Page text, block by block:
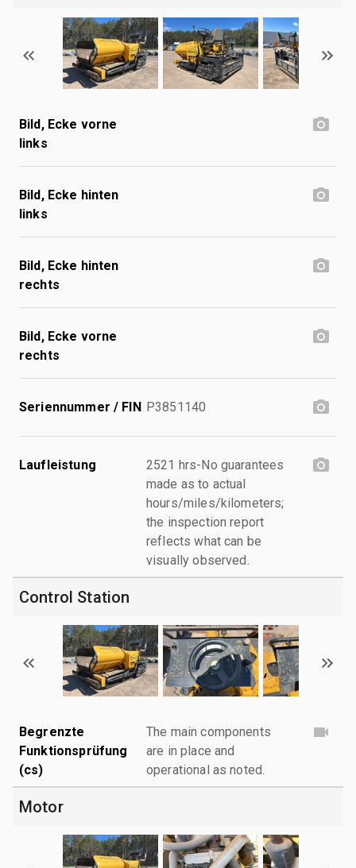
Bild, Ecke vorne
links
Bild, Ecke hinten
links
Bild, Ecke hinten
rechts
Bild, Ecke vorne
rechts
Seriennummer / FIN P3851140
Laufleistung
2521 hrs-No guarantees
made as to actual
hours/miles/kilometers;
the inspection report
reflects what can be
visually observed.
Control Station
Begrenzte
Funktionsprüfung
(cs)
The main components
are in place and
operational as noted.
Motor